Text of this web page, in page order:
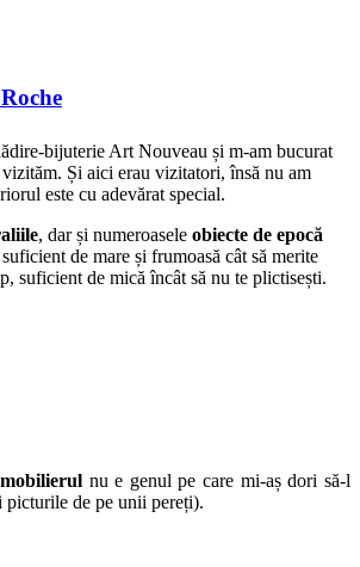
bijuterie Art Nouveau și m-am bucurat
Și aici erau vizitatori, însă nu am
este cu adevărat special.
, dar și numeroasele obiecte de epocă
de mare și frumoasă cât să merite
suficient de mică încât să nu te plictisești.
mobilierul nu e genul pe care mi-aș dori să-l
picturile de pe unii pereți).